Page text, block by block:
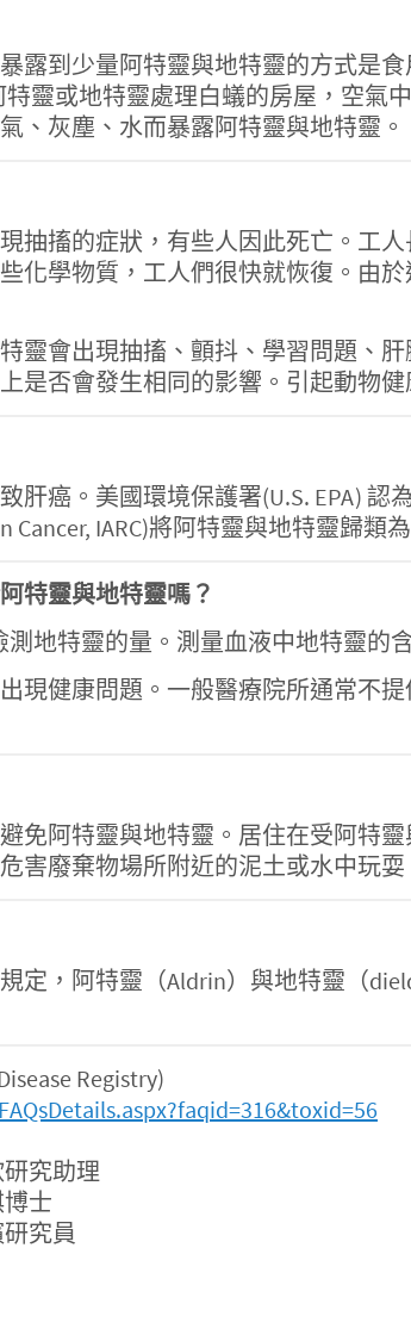
露到少量阿特靈與地特靈的方式是
靈或地特靈處理白蟻的房屋，空氣
、灰塵、水而暴露阿特靈與地特靈。
抽搐的症狀，有些人因此死亡。工
化學物質，工人們很快就恢復。由
靈會出現抽搐、顫抖、學習問題、
是否會發生相同的影響。引起動物
癌。美國環境保護署(U.S. EPA)
Cancer, IARC)將阿特靈與地特靈歸類
特靈與地特靈嗎？
地特靈的量。測量血液中地特靈的
現健康問題。一般醫療院所通常不
免阿特靈與地特靈。居住在受阿特
害廢棄物場所附近的泥土或水中玩耍
定，阿特靈（Aldrin）與地特靈（
Registry)
究助理
士
究員